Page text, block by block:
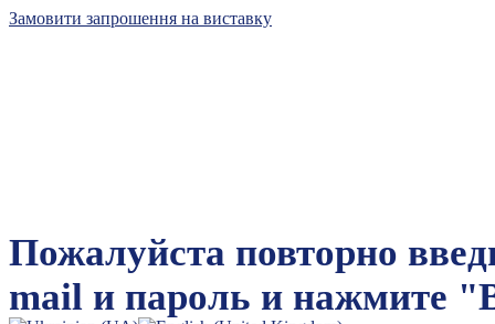
Замовити запрошення на виставку
контрактовий ярмарок
лідер виставкового бізнесу
Пожалуйста повторно
mail и пароль и нажмите